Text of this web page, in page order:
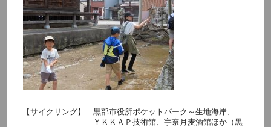
【サイクリング】 黒部市役所ポケットパーク～生地海岸、
ＹＫＫＡＰ技術館、宇奈月麦酒館ほか（黒